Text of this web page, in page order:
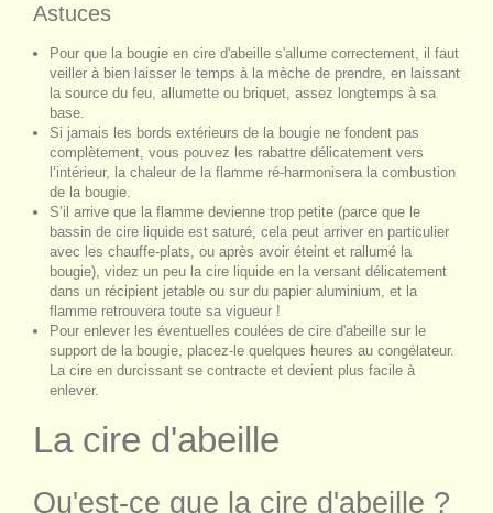
Astuces
Pour que la bougie en cire d'abeille s'allume correctement, il faut
veiller à bien laisser le temps à la mèche de prendre, en laissant
la source du feu, allumette ou briquet, assez longtemps à sa
base.
Si jamais les bords extérieurs de la bougie ne fondent pas
complètement, vous pouvez les rabattre délicatement vers
l’intérieur, la chaleur de la flamme ré-harmonisera la combustion
de la bougie.
S’il arrive que la flamme devienne trop petite (parce que le
bassin de cire liquide est saturé, cela peut arriver en particulier
avec les chauffe-plats, ou après avoir éteint et rallumé la
bougie), videz un peu la cire liquide en la versant délicatement
dans un récipient jetable ou sur du papier aluminium, et la
flamme retrouvera toute sa vigueur !
Pour enlever les éventuelles coulées de cire d'abeille sur le
support de la bougie, placez-le quelques heures au congélateur.
La cire en durcissant se contracte et devient plus facile à
enlever.
La cire d'abeille
Qu'est-ce que la cire d'abeille ?